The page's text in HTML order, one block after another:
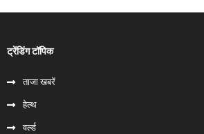
ट्रेंडिंग टॉपिक
ताजा खबरें
हेल्‍थ
वर्ल्ड